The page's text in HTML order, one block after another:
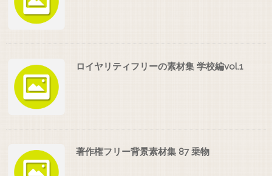
ロイヤリティフリーの素材集 学校編vol.1
著作権フリー背景素材集 87 乗物